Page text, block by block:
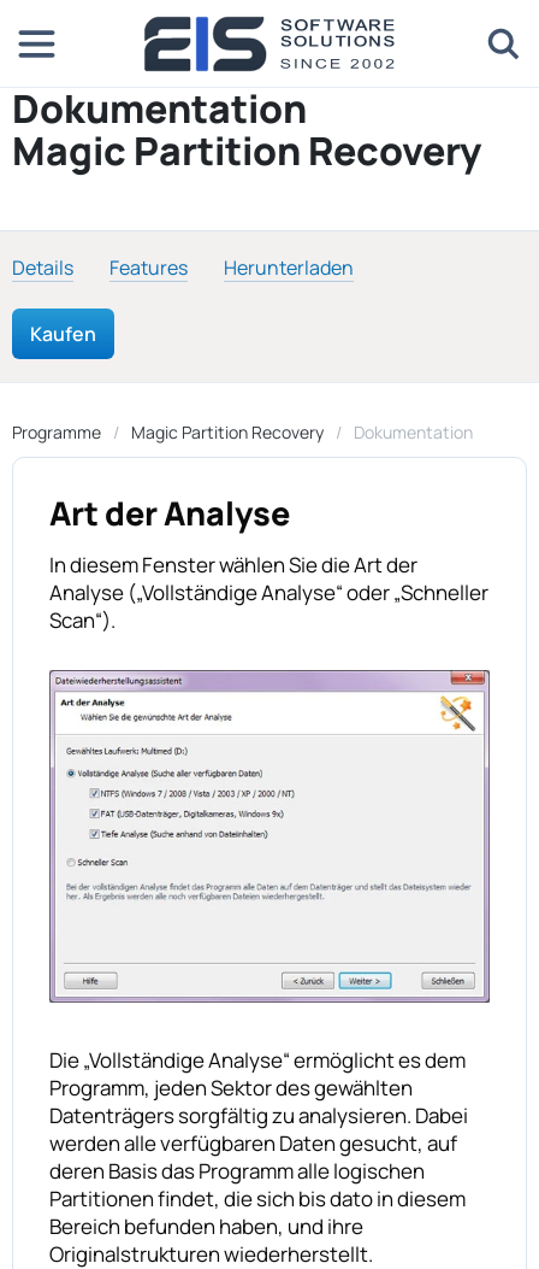
Dokumentation
Magic Partition Recovery
Details Features Herunterladen
Kaufen
Programme Magic Partition Recovery Dokumentation
Art der Analyse
In diesem Fenster wählen Sie die Art der
Analyse („Vollständige Analyse“ oder „Schneller
Scan“).
Die „Vollständige Analyse“ ermöglicht es dem
Programm, jeden Sektor des gewählten
Datenträgers sorgfältig zu analysieren. Dabei
werden alle verfügbaren Daten gesucht, auf
deren Basis das Programm alle logischen
Partitionen findet, die sich bis dato in diesem
Bereich befunden haben, und ihre
Originalstrukturen wiederherstellt.